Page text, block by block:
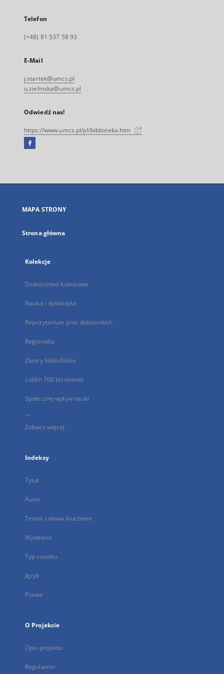
Telefon
(+48) 81 537 58 93
E-Mail
j.startek@umcs.pl
u.zielinska@umcs.pl
Odwiedź nas!
https://www.umcs.pl/pl/biblioteka.htm
Facebook
się
karcie
MAPA STRONY
Strona główna
Kolekcje
Dziedzictwo kulturowe
Nauka i dydaktyka
Repozytorium prac doktorskich
Regionalia
Zbiory bibliofilskie
Lublin 700 lat miasta
Społeczny wpływ nauki
...
Zobacz więcej
Indeksy
Tytuł
Autor
Temat i słowa kluczowe
Wydawca
Typ zasobu
Język
Prawa
O Projekcie
Opis projektu
Regulamin